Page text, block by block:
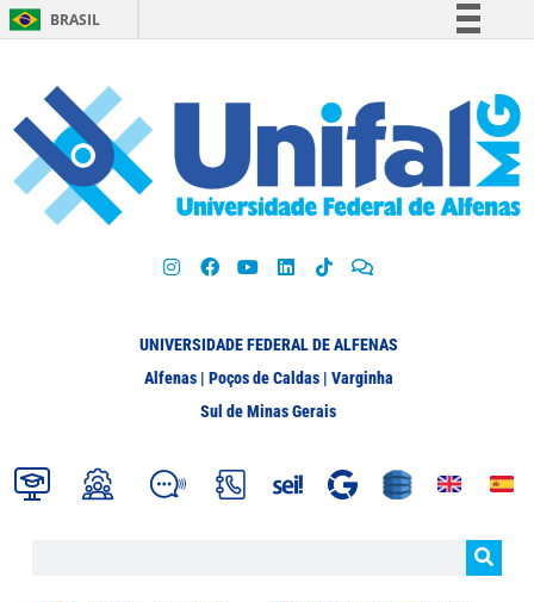
BRASIL
Participe
Acesso à informação
Legislação
UNIVERSIDADE FEDERAL DE ALFENAS
Alfenas | Poços de Caldas | Varginha
Sul de Minas Gerais